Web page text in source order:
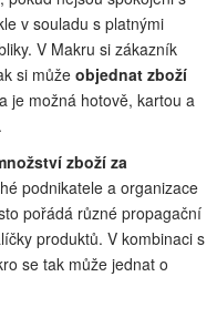
v souladu s platnými
V Makru si zákazník
si může objednat zboží
je možná hotově, kartou a
zboží za
podnikatele a organizace
pořádá různé propagační
produktů. V kombinaci s
se tak může jednat o